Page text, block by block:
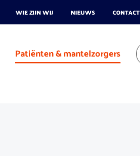
WIE ZIJN WIJ NIEUWS CONTACT
Patiënten & mantelzorgers